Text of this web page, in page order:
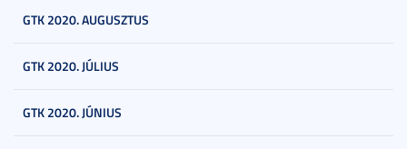
GTK 2020. AUGUSZTUS
GTK 2020. JÚLIUS
GTK 2020. JÚNIUS